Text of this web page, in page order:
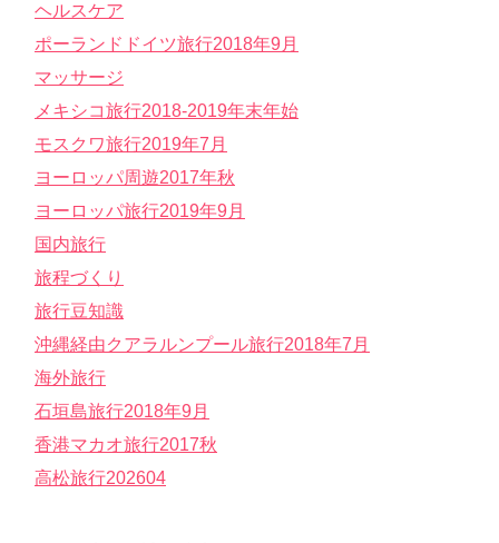
ヘルスケア
ポーランドドイツ旅行2018年9月
マッサージ
メキシコ旅行2018-2019年末年始
モスクワ旅行2019年7月
ヨーロッパ周遊2017年秋
ヨーロッパ旅行2019年9月
国内旅行
旅程づくり
旅行豆知識
沖縄経由クアラルンプール旅行2018年7月
海外旅行
石垣島旅行2018年9月
香港マカオ旅行2017秋
高松旅行202604